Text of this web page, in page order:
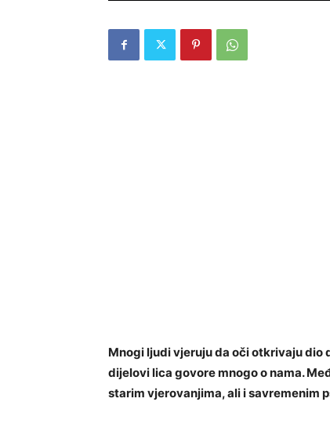
Mnogi ljudi vjeruju da oči otkrivaju dio
dijelovi lica govore mnogo o nama.
starim vjerovanjima, ali i savremenim